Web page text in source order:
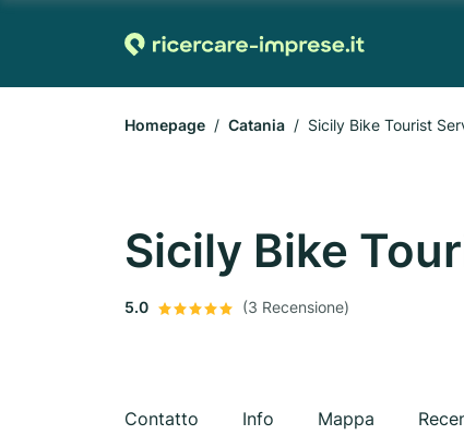
Homepage Catania Sicily Bike Tourist
Sicily Bike
5.0 (3 Recensione)
Contatto Info Mappa